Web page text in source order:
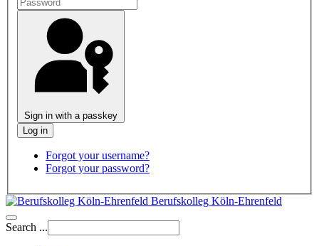
Sign in with a passkey
Forgot your username?
Forgot your password?
Berufskolleg Köln-Ehrenfeld
Search ...